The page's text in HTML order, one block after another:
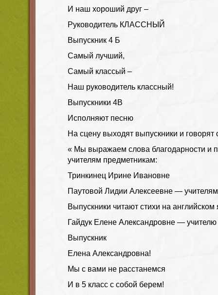
И наш хороший друг –
Руководитель КЛАССНЫЙ
Выпускник 4 Б
Самый лучший,
Самый классый –
Наш руководитель классный!
Выпускники 4В
Исполняют песню
На сцену выходят выпускники и говорят
« Мы выражаем слова благодарности и
учителям предметникам:
Тринкинец Ирине Ивановне
Паутовой Лидии Алексеевне — учителям
Выпускники читают стихи на английском
Гайдук Елене Александровне —
Выпускник
Елена Александровна!
Мы с вами не расстанемся
И в 5 класс с собой берем!